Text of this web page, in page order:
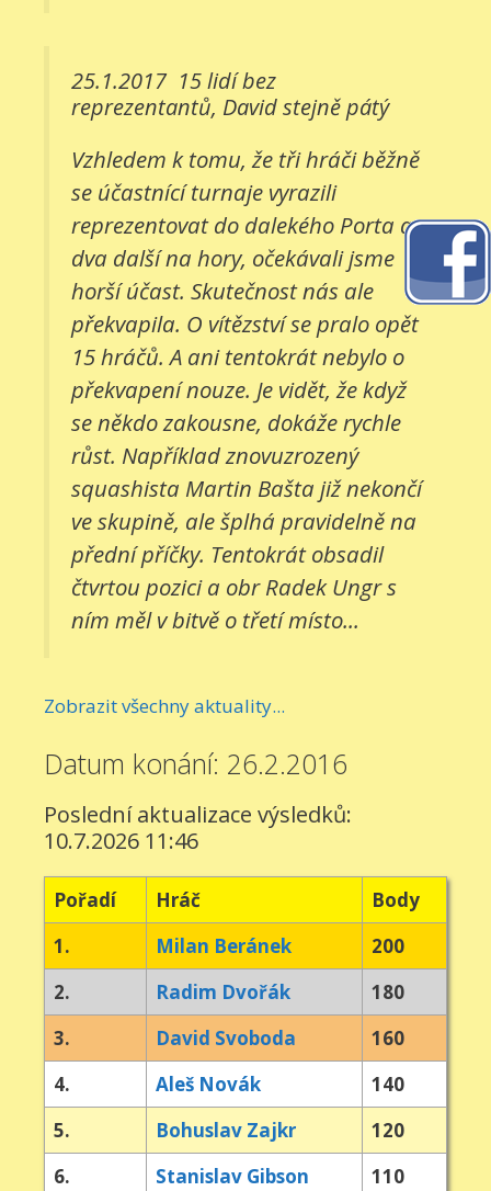
25.1.2017 15 lidí bez
reprezentantů, David stejně pátý
Vzhledem k tomu, že tři hráči běžně
se účastnící turnaje vyrazili
reprezentovat do dalekého Porta a
dva další na hory, očekávali jsme
horší účast. Skutečnost nás ale
překvapila. O vítězství se pralo opět
15 hráčů. A ani tentokrát nebylo o
překvapení nouze. Je vidět, že když
se někdo zakousne, dokáže rychle
růst. Například znovuzrozený
squashista Martin Bašta již nekončí
ve skupině, ale šplhá pravidelně na
přední příčky. Tentokrát obsadil
čtvrtou pozici a obr Radek Ungr s
ním měl v bitvě o třetí místo...
Zobrazit všechny aktuality...
Datum konání: 26.2.2016
Poslední aktualizace výsledků:
10.7.2026 11:46
Pořadí Hráč
Body
1.
Milan Beránek
200
2.
Radim Dvořák
180
3.
David Svoboda
160
4.
Aleš Novák
140
5.
Bohuslav Zajkr
120
6.
Stanislav Gibson
110